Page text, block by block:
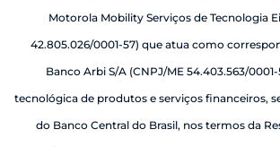
Motorola Mobility Serviços de Tecnologia
42.805.026/0001-57) que atua como
Banco Arbi S/A (CNPJ/ME 54.403.563/
tecnológica de produtos e serviços financeiros,
do Banco Central do Brasil, nos termos da